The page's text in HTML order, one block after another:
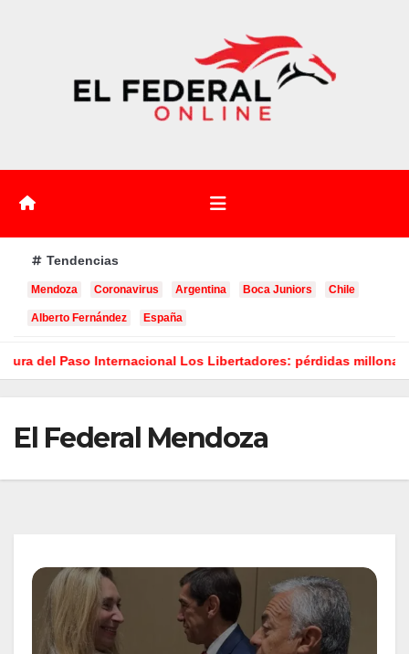
Tendencias
Mendoza Coronavirus Argentina Boca Juniors Chile
Alberto Fernández España
pérdidas millonarias Hubo 20 allanamientos
El Federal Mendoza